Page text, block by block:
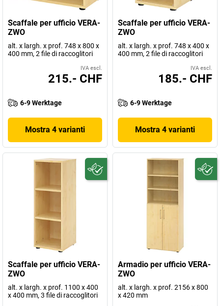
Scaffale per ufficio VERA-
ZWO
alt. x largh. x prof. 748 x 800 x
400 mm, 2 file di raccoglitori
IVA escl.
215.- CHF
6-9 Werktage
Mostra 4 varianti
Scaffale per ufficio VERA-
ZWO
alt. x largh. x prof. 748 x 400 x
400 mm, 2 file di raccoglitori
IVA escl.
185.- CHF
6-9 Werktage
Mostra 4 varianti
Scaffale per ufficio VERA-
ZWO
alt. x largh. x prof. 1100 x 400
x 400 mm, 3 file di raccoglitori
Armadio per ufficio VERA-
ZWO
alt. x largh. x prof. 2156 x 800
x 420 mm